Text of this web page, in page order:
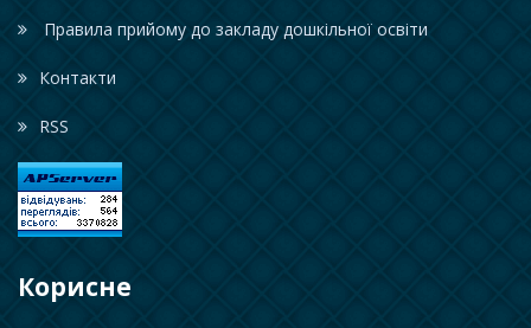
Правила прийому до закладу дошкільної освіти
Контакти
RSS
Корисне